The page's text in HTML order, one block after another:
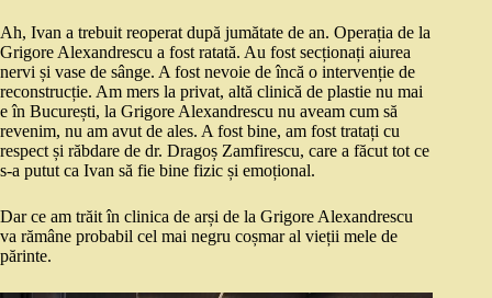
Ah, Ivan a trebuit reoperat după jumătate de an. Operația de la
Grigore Alexandrescu a fost ratată. Au fost secționați aiurea
nervi și vase de sânge. A fost nevoie de încă o intervenție de
reconstrucție. Am mers la privat, altă clinică de plastie nu mai
e în București, la Grigore Alexandrescu nu aveam cum să
revenim, nu am avut de ales. A fost bine, am fost tratați cu
respect și răbdare de dr. Dragoș Zamfirescu, care a făcut tot ce
s-a putut ca Ivan să fie bine fizic și emoțional.
Dar ce am trăit în clinica de arși de la Grigore Alexandrescu
va rămâne probabil cel mai negru coșmar al vieții mele de
părinte.